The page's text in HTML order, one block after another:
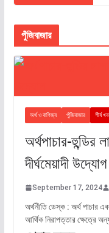
পুঁজিবাজার
অর্থ ও বাণিজ্য পুঁজিবাজার শীর্ষ
অর্থপাচার-হুন্ডির
দীর্ঘমেয়াদী উদ্যোগ
September 17, 2024
অর্থনীতি ডেস্ক : অর্থ পাচার এবং
আর্থিক নিরাপত্তার ক্ষেত্রে